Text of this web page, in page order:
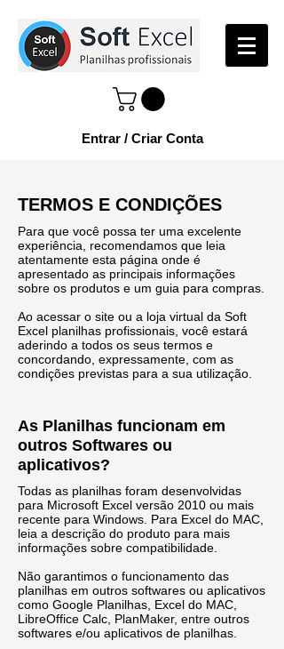
Entrar / Criar Conta
TERMOS E CONDIÇÕES
Para que você possa ter uma excelente
experiência, recomendamos que leia
atentamente esta página onde é
apresentado as principais informações
sobre os produtos e um guia para compras.
Ao acessar o site ou a loja virtual da Soft
Excel planilhas profissionais, você estará
aderindo a todos os seus termos e
concordando, expressamente, com as
condições previstas para a sua utilização.
As Planilhas funcionam em
outros Softwares ou
aplicativos?
Todas as planilhas foram desenvolvidas
para Microsoft Excel versão 2010 ou mais
recente para Windows. Para Excel do MAC,
leia a descrição do produto para mais
informações sobre compatibilidade.
Não garantimos o funcionamento das
planilhas em outros softwares ou aplicativos
como Google Planilhas, Excel do MAC,
LibreOffice Calc, PlanMaker, entre outros
softwares e/ou aplicativos de planilhas.